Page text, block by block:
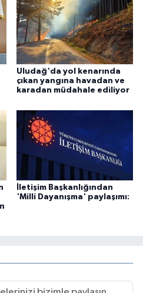
Uludağ'da yol kenarında
çıkan yangına havadan ve
karadan müdahale ediliyor
İletişim Başkanlığından
'Milli Dayanışma' paylaşımı: